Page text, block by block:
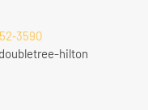
hilton